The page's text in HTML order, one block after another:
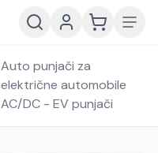
Auto punjači za
električne automobile
AC/DC - EV punjači